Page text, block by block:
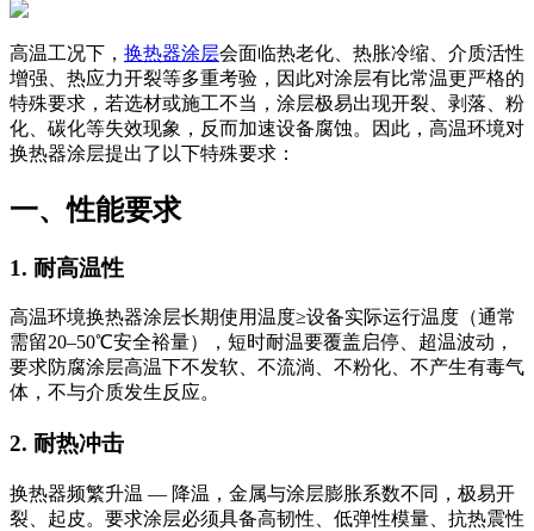
高温工况下， 换热器涂层会面临热老化、热胀冷缩、介质活性
增强、热应力开裂等多重考验，因此对涂层有比常温更严格的
特殊要求，若选材或施工不当，涂层极易出现开裂、剥落、粉
化、碳化等失效现象，反而加速设备腐蚀。因此，高温环境对
换热器涂层提出了以下特殊要求：
一、性能要求
1. 耐高温性
高温环境换热器涂层长期使用温度≥设备实际运行温度（通常
需留20–50℃安全裕量），短时耐温要覆盖启停、超温波动，
要求防腐涂层高温下不发软、不流淌、不粉化、不产生有毒气
体，不与介质发生反应。
2. 耐热冲击
换热器频繁升温 — 降温，金属与涂层膨胀系数不同，极易开
裂、起皮。要求涂层必须具备高韧性、低弹性模量、抗热震性